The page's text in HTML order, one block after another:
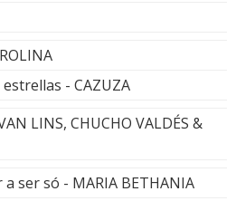
- CAZUZA
LINS, CHUCHO VALDÉS &
ser só - MARIA BETHANIA